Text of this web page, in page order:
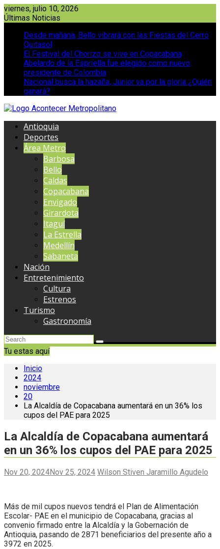
Saltar
al
viernes, julio 10, 2026
Últimas Noticias
Desde mañana, Bello vibrará con las Fiestas del Cerro
Quitasol
El Festival del Chorizo se vive en Copacabana
Abelardo de la Espriella fue elegido como nuevo
presidente de Colombia
Nacional busca la hazaña, Junior va por la gloria ¿Quién
ganará?
Antioquia
Deportes
Área Metro
Barbosa
Bello
Caldas
Copacabana
Envigado
Girardota
Itaguí
La Estrella
Medellín
Sabaneta
Nación
Entretenimiento
Cultura
Estrenos
Turismo
Gastronomía
Tu estas aquí
Inicio
2024
noviembre
20
La Alcaldía de Copacabana aumentará en un 36% los
cupos del PAE para 2025
La Alcaldía de Copacabana aumentará
en un 36% los cupos del PAE para 2025
Nov 20, 2024Nov 25, 2024 Wilson Stiven Jaramillo Agudelo
Más de mil cupos nuevos tendrá el Plan de Alimentación
Escolar- PAE en el municipio de Copacabana, gracias al
convenio firmado entre la Alcaldía y la Gobernación de
Antioquia, pasando de 2871 beneficiarios del presente año a
3972 en 2025.